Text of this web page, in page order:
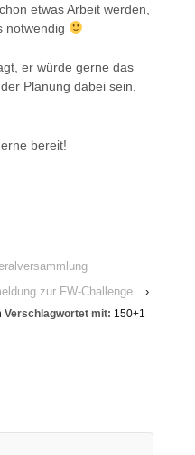
etwas Arbeit werden,
notwendig
er würde gerne das
Planung dabei sein,
bereit!
zur FW-Challenge
›
Verschlagwortet mit: 150+1